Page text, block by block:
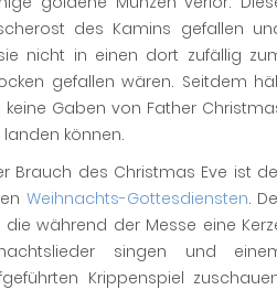
des Kamins gefallen
nicht in einen dort zufällig
gefallen wären. Seitdem
Gaben von Father
können.
Brauch des Christmas Eve ist
Weihnachts-Gottesdiensten.
während der Messe eine
singen und
Krippenspiel